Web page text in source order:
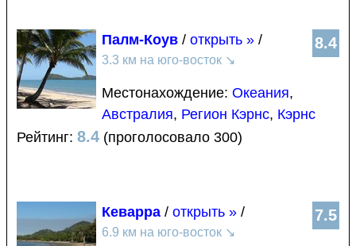
8.4
Палм-Коув / открыть » /
3.3 км на юго-восток ↘
Местонахождение: Океания,
Австралия, Регион Кэрнс, Кэрнс
Рейтинг: 8.4 (проголосовало 300)
7.5
Кеварра / открыть » /
6.9 км на юго-восток ↘